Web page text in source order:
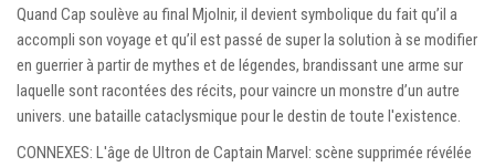
Quand Cap soulève au final Mjolnir, il devient symbolique du fait qu’il a
accompli son voyage et qu’il est passé de super la solution à se modifier
en guerrier à partir de mythes et de légendes, brandissant une arme sur
laquelle sont racontées des récits, pour vaincre un monstre d’un autre
univers. une bataille cataclysmique pour le destin de toute l'existence.
CONNEXES: L'âge de Ultron de Captain Marvel: scène supprimée révélée